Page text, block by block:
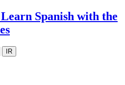
Learn Spanish with the